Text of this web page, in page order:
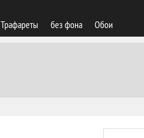
Трафареты без фона Обои